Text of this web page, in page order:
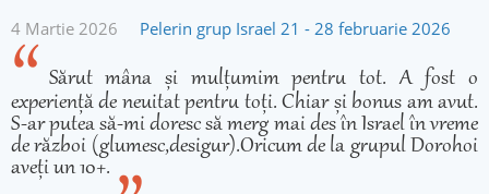
4 Martie 2026 Pelerin grup Israel 21 - 28 februarie 2026
Sărut mâna și mulțumim pentru tot. A fost o
experiență de neuitat pentru toți. Chiar și bonus am avut.
S-ar putea să-mi doresc să merg mai des în Israel în vreme
de război (glumesc,desigur).Oricum de la grupul Dorohoi
aveți un 10+.